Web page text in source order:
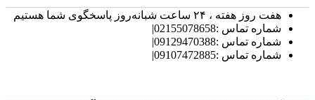
هفت روز هفته ، ۲۴ ساعت شبانه‌روز پاسخگوی شما هستیم
شماره تماس :02155078658|
شماره تماس :09129470388|
شماره تماس :09107472885|